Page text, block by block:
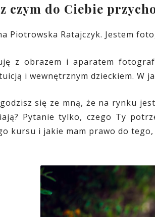
czym do Ciebie
Piotrowska Ratajczyk. Jestem
z obrazem i aparatem
i wewnętrznym dzieckiem. W
się ze mną, że na rynku
Pytanie tylko, czego Ty
kursu i jakie mam prawo do